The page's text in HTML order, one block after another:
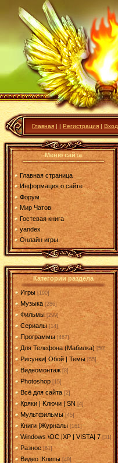
Главная | | Регистрация | Вход
Меню сайта
Главная страница
Информация о сайте
Форум
Мир Чатов
Гостевая книга
yandex
Онлайн игры
Категории раздела
Игры [190]
Музыка [286]
Фильмы [299]
Сериалы [14]
Программы [467]
Для Телефона (Мабилка) [50]
Рисунки| Обой | Темы [55]
Видеомонтаж [8]
Photoshop [15]
Всё для сайта [2]
Кряки | Kлючи | SN [4]
Мультфильмы [45]
Книги |Журналы [161]
Windows \OC |XP | VISTA| 7 [31]
Разное [61]
Видео |Клипы [49]